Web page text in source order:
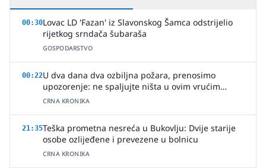
00:30Lovac LD 'Fazan' iz Slavonskog Šamca odstrijelio
rijetkog srndača šubaraša
GOSPODARSTVO
00:22U dva dana dva ozbiljna požara, prenosimo
upozorenje: ne spaljujte ništa u ovim vrućim
ljetnim danima
CRNA KRONIKA
21:35Teška prometna nesreća u Bukovlju: Dvije starije
osobe ozlijeđene i prevezene u bolnicu
CRNA KRONIKA